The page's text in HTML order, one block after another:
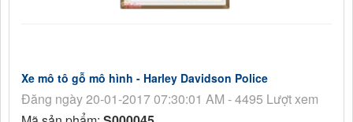
Xe mô tô gỗ mô hình - Harley Davidson Police
Đăng ngày 20-01-2017 07:30:01 AM - 4495 Lượt xem